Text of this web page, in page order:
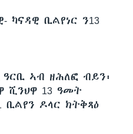
ካናዳዊ ቢልየነር ን13
ኣብ ዘሕለፎ ብይን፡
ሺንህዋ 13 ዓመት
ቢልየን ዶላር ክትቅጻዕ